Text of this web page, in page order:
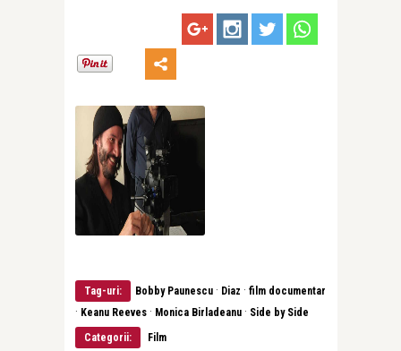
Tag-uri: Bobby Paunescu · Diaz · film documentar
· Keanu Reeves · Monica Birladeanu · Side by Side
Categorii:
Film